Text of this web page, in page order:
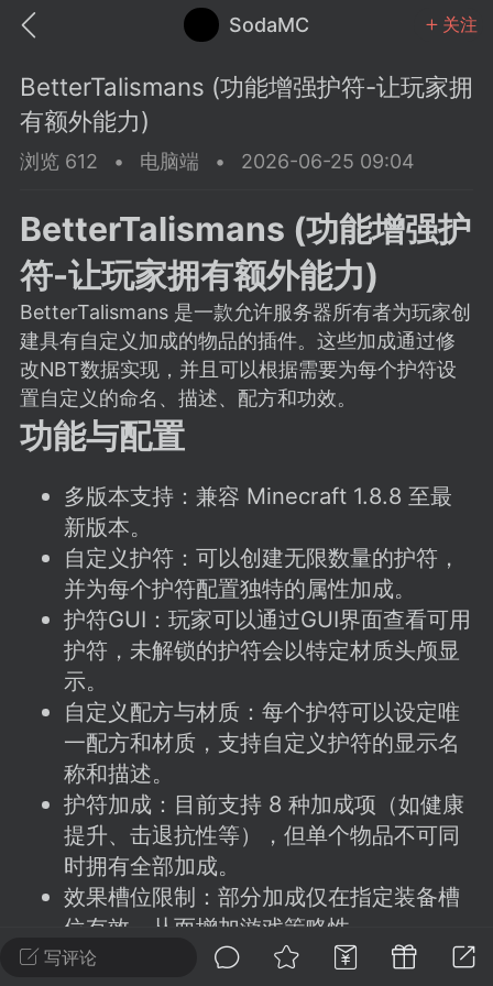
SodaMC 关注
中文社区 SodaMC
教程 材质 社区
潮涌核心
永久赞助者
议贴】SodaMC 的改进与建议 🧃
社区的建议&反馈板块，欢迎每
在这里畅所欲言，提出你对 社区功能、
、管理方式等方面 的任何想法！...
11
潮涌核心
24 23:37
电脑端 整合包分享
主页反馈贴
反馈你遇到的问题 以及 你期望的功能等
不方便可尝试通过邮箱与作者进行反馈
写评论
BetterTalismans (功能增强护符-让玩家拥
有额外能力)
浏览 612 • 电脑端 • 2026-06-25 09:04
BetterTalismans (功能增强护
符-让玩家拥有额外能力)
BetterTalismans 是一款允许服务器所有者为玩家创
建具有自定义加成的物品的插件。这些加成通过修
改NBT数据实现，并且可以根据需要为每个护符设
置自定义的命名、描述、配方和功效。
功能与配置
多版本支持：兼容 Minecraft 1.8.8 至最
新版本。
自定义护符：可以创建无限数量的护符，
并为每个护符配置独特的属性加成。
护符GUI：玩家可以通过GUI界面查看可用
护符，未解锁的护符会以特定材质头颅显
示。
自定义配方与材质：每个护符可以设定唯
一配方和材质，支持自定义护符的显示名
称和描述。
护符加成：目前支持 8 种加成项（如健康
提升、击退抗性等），但单个物品不可同
时拥有全部加成。
效果槽位限制：部分加成仅在指定装备槽
位有效，从而增加游戏策略性。
高级配置：支持自定义模型数据，可添加